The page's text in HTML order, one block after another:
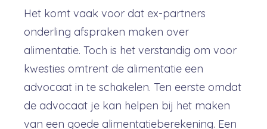
Het komt vaak voor dat ex-partners
onderling afspraken maken over
alimentatie. Toch is het verstandig om voor
kwesties omtrent de alimentatie een
advocaat in te schakelen. Ten eerste omdat
de advocaat je kan helpen bij het maken
van een goede alimentatieberekening. Een